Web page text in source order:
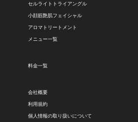
セルライトトライアングル
小顔筋艶肌フェイシャル
アロマトリートメント
メニュー一覧
料金一覧
会社概要
利用規約
個人情報の取り扱いについて